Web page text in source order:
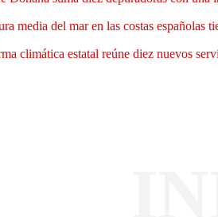
media del mar en las costas españolas
climática estatal reúne diez nuevos